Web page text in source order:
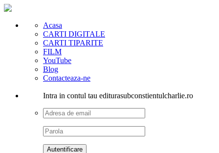
Acasa
CARTI DIGITALE
CARTI TIPARITE
FILM
YouTube
Blog
Contacteaza-ne
Intra in contul tau editurasubconstientulcharlie.ro